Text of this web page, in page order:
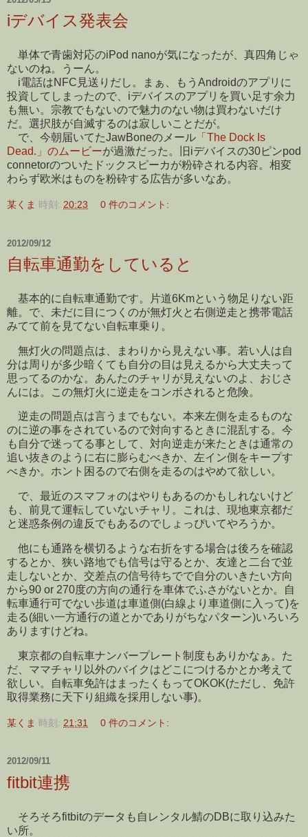
iデバイス発表会
単体で青歯対応のiPod nanoが気になったが、真四角じゃ
ないのね。うーん。
i電話はNFC見送りだし。まぁ、もうAndroidのアプリに
投資してしまったので、iデバイスのアプリを買い足す余力
も無い。宗教でもないので魅力のない物は買わないだけ
だ。選択肢が自滅するのは寂しいことだが。
で、今朝届いてたJawBoneのメール 「The Dock Is
Dead.」のムービーが過激だった。旧iデバイスの30ピンpod
connetorのついたドックスピーカが粉砕される内容。相変
わらず欧米はものを粉砕する広告が多いなあ。
某くま 時刻: 20:23 0 件のコメント:
2012/09/12
自転車通勤をしていると
基本的に自転車通勤です。片道6Kmという物足りない距
離。で、未だに目につくのが無灯火と右側逆走と携帯電話
みてて前を見てない自転車乗り。
無灯火の問題点は、まわりから見えない事。若い人は自
分は周りが多少暗くても自分の目は見えるから大丈夫って
思ってるのかな。あんたのチャリが見えないのよ、おじさ
んには。この無灯火に逆走をコンボされると危険。
逆走の問題点は言うまでもない。本来左側を走るものな
のに逆の事をされているので対向するときに混乱する。今
も自分で迷ってる事として、対向逆走が来たときは通常の
追い抜きのように右に膨らむべきか、左イン側をキープす
べきか。ホント困るので右側を走るのはやめて欲しい。
で、最近のスマフォのはやりもあるのかもしれないけど
も、前見て運転していないチャリ。これは、現地東京都だ
と迷惑条例の違反でもあるのでしょっぴいてやろうか。
他にも通路を横切るような右折をする場合は後ろを確認
するとか、狭い路地でも信号は守るとか、友達と二台で並
走しないとか、交差点の信号待ちでで自分のいきたい方向
から90 or 270度の方向の通行を車体でふさがないとか。自
転車通行可でない歩道は車道側(白線より車道側に入って)を
走る(細い一方通行の道とかでありがちなパターン)いろいろ
ありますけどね。
東京都の自転車ナンバープレート制度もありかなぁ。た
だ、ママチャリ以外のバイクはどこにつけるかとか考えて
欲しい。自転車免許はまったくもってOKOK(ただし、免許
取得業務に天下り組織を採用しない事)。
某くま 時刻: 21:31 0 件のコメント:
2012/09/11
fitbit連携
そろそろfitbitのデータも自レンタル鯖のDBに取り込みた
い所。